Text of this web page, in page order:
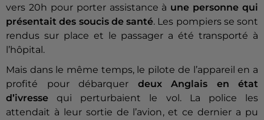
vers 20h pour porter assistance à une personne qui
présentait des soucis de santé. Les pompiers se sont
rendus sur place et le passager a été transporté à
l’hôpital.
Mais dans le même temps, le pilote de l’appareil en a
profité pour débarquer deux Anglais en état
d’ivressequi perturbaient le vol. La police les
attendait à leur sortie de l’avion, et ce dernier a pu